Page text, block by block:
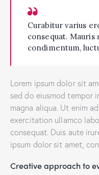
Curabitur varius
consequat.
condimentum,
Lorem ipsum dolor sit
sed do eiusmod tempor
magna aliqua. Ut enim
exercitation ullamco
consequat. Duis aute
ipsum dolor sit amet,
Creative approach to